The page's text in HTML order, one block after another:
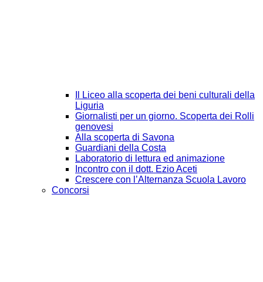
Il Liceo alla scoperta dei beni culturali della
Liguria
Giornalisti per un giorno. Scoperta dei Rolli
genovesi
Alla scoperta di Savona
Guardiani della Costa
Laboratorio di lettura ed animazione
Incontro con il dott. Ezio Aceti
Crescere con l’Alternanza Scuola Lavoro
Concorsi